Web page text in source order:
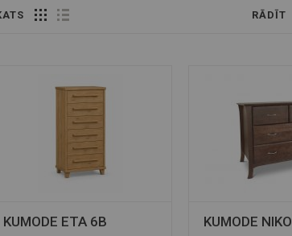
RĀDĪT
KUMODE ETA 6B KUMODE NIKO